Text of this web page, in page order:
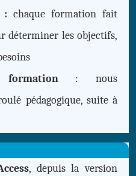
: chaque formation fait
déterminer les objectifs,
: nous
pédagogique, suite à
, depuis la version